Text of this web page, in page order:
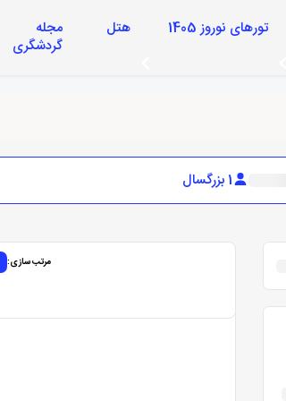
تورهای نوروز 1405 هتل
مجله
گردشگری
1 بزرگسال
مرتب سازی: